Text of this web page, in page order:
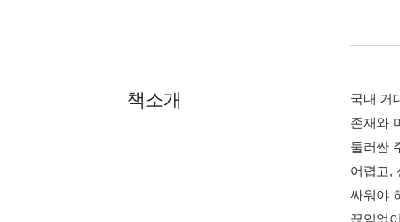
책소개
국내 거
존재와
둘러싼
어렵고,
싸워야
끊임없